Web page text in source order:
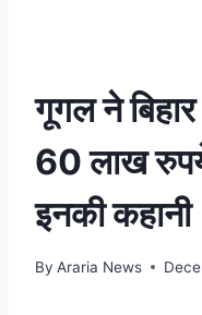
गूगल ने
60 लाख
इनकी कहानी
By Araria News